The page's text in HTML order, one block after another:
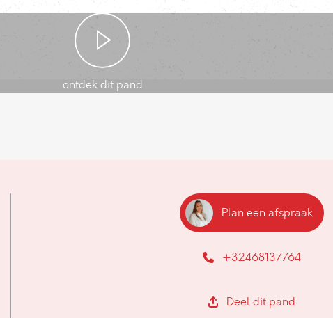
ontdek dit pand
Plan een afspraak
+32468137764
Deel dit pand